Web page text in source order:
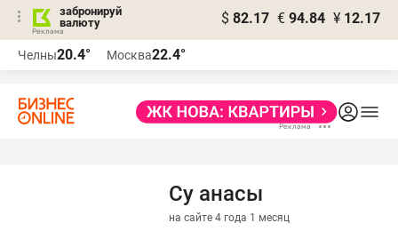
забронируй
валюту
$ 82.17 € 94.84 ¥ 12.17
Челны20.4° Москва22.4°
Су анасы
на сайте 4 года 1 месяц